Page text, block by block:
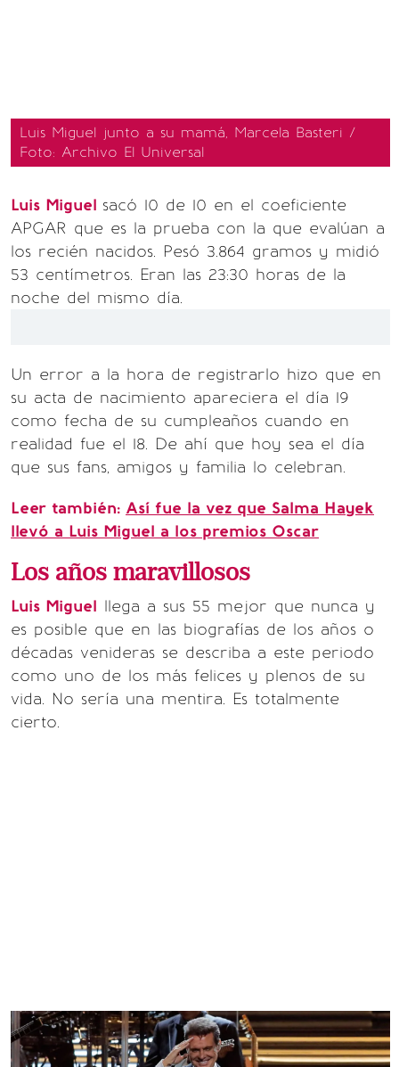
Luis Miguel junto a su mamá, Marcela Basteri /
Foto: Archivo El Universal
Luis Miguel sacó 10 de 10 en el coeficiente
APGAR que es la prueba con la que evalúan a
los recién nacidos. Pesó 3.864 gramos y midió
53 centímetros. Eran las 23:30 horas de la
noche del mismo día.
Un error a la hora de registrarlo hizo que en
su acta de nacimiento apareciera el día 19
como fecha de su cumpleaños cuando en
realidad fue el 18. De ahí que hoy sea el día
que sus fans, amigos y familia lo celebran.
Leer también: Así fue la vez que Salma Hayek
llevó a Luis Miguel a los premios Oscar
Los años maravillosos
Luis Miguel llega a sus 55 mejor que nunca y
es posible que en las biografías de los años o
décadas venideras se describa a este periodo
como uno de los más felices y plenos de su
vida. No sería una mentira. Es totalmente
cierto.